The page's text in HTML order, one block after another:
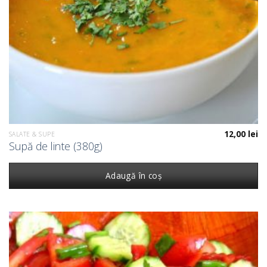
SALATE & SUPE
Supă de linte (380g)
12,00 lei
Adaugă în coș